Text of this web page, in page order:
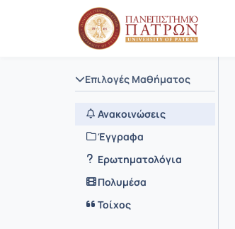
Επιλογές Μαθήματος
Ανακοινώσεις
Έγγραφα
Ερωτηματολόγια
Πολυμέσα
Τοίχος